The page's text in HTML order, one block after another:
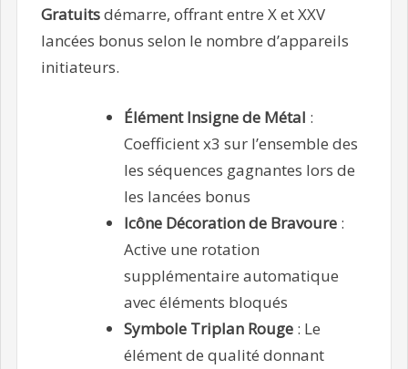
Gratuitsdémarre, offrant entre X et XXV
lancées bonus selon le nombre d’appareils
initiateurs.
Élément Insigne de Métal :
Coefficient x3 sur l’ensemble des
les séquences gagnantes lors de
les lancées bonus
Icône Décoration de Bravoure:
Active une rotation
supplémentaire automatique
avec éléments bloqués
Symbole Triplan Rouge: Le
élément de qualité donnant